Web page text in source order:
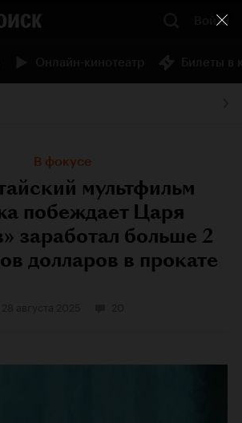
Войти
В фокусе
мультфильм
побеждает Царя
заработал больше 2
долларов в прокате